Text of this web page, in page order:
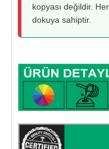
kopyası değildir.
dokuya sahiptir.